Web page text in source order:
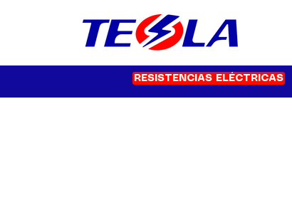
RESISTENCIAS ELÉCTRICAS